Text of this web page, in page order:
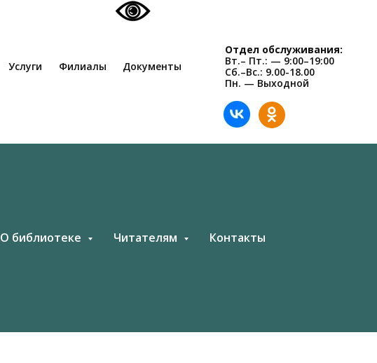
Услуги Филиалы Документы
Отдел обслуживания:
Вт.– Пт.: — 9:00–19:00
Сб.–Вс.: 9.00-18.00
Пн. — Выходной
О библиотеке Читателям Контакты